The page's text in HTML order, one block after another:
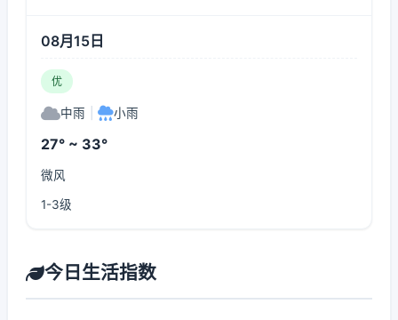
08月15日
优
中雨 小雨
27° ~ 33°
微风
1-3级
今日生活指数